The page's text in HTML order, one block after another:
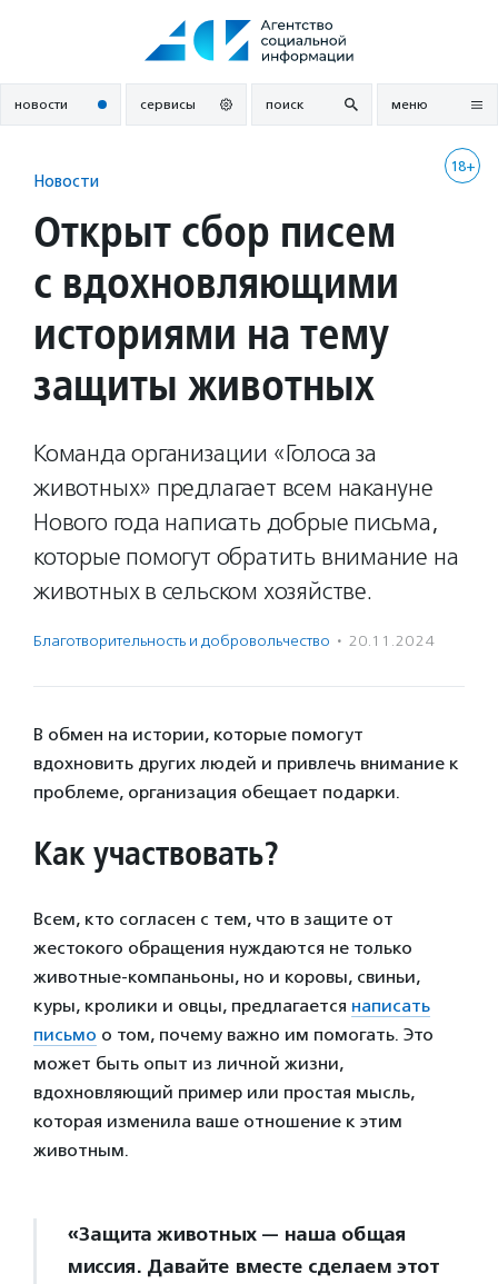
новости сервисы поиск меню
18+
Новости
Открыт сбор писем
с вдохновляющими
историями на тему
защиты животных
Команда организации «Голоса за
животных» предлагает всем накануне
Нового года написать добрые письма,
которые помогут обратить внимание на
животных в сельском хозяйстве.
Благотвори­тель­ность и доброволь­чест­во · 20.11.2024
В обмен на истории, которые помогут
вдохновить других людей и привлечь внимание к
проблеме, организация обещает подарки.
Как участвовать?
Всем, кто согласен с тем, что в защите от
жестокого обращения нуждаются не только
животные-компаньоны, но и коровы, свиньи,
куры, кролики и овцы, предлагается написать
письмо о том, почему важно им помогать. Это
может быть опыт из личной жизни,
вдохновляющий пример или простая мысль,
которая изменила ваше отношение к этим
животным.
«Защита животных — наша общая
миссия. Давайте вместе сделаем этот